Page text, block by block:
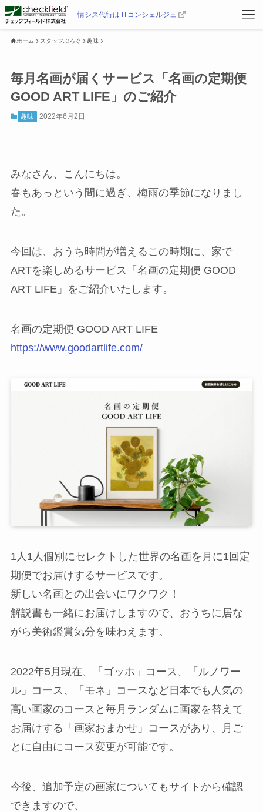
情シス代行は ITコンシェルジュ
ホーム スタッフぶろぐ 趣味
毎月名画が届くサービス「名画の定期便
GOOD ART LIFE」のご紹介
趣味 2022年6月2日
みなさん、こんにちは。
春もあっという間に過ぎ、梅雨の季節になりまし
た。
今回は、おうち時間が増えるこの時期に、家で
ARTを楽しめるサービス「名画の定期便 GOOD
ART LIFE」をご紹介いたします。
名画の定期便 GOOD ART LIFE
https://www.goodartlife.com/
1人1人個別にセレクトした世界の名画を月に1回定
期便でお届けするサービスです。
新しい名画との出会いにワクワク！
解説書も一緒にお届けしますので、おうちに居な
がら美術鑑賞気分を味わえます。
2022年5月現在、「ゴッホ」コース、「ルノワー
ル」コース、「モネ」コースなど日本でも人気の
高い画家のコースと毎月ランダムに画家を替えて
お届けする「画家おまかせ」コースがあり、月ご
とに自由にコース変更が可能です。
今後、追加予定の画家についてもサイトから確認
できますので、